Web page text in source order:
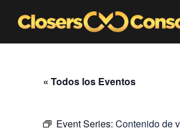
« Todos los Eventos
Event Series: Contenido de